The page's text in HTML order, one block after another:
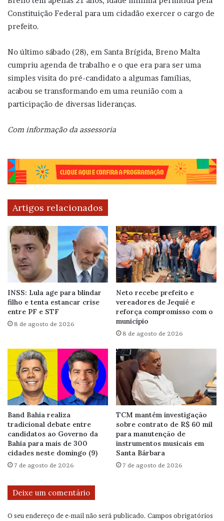
Constituição Federal para um cidadão exercer o cargo de
prefeito.
No último sábado (28), em Santa Brígida, Breno Malta
cumpriu agenda de trabalho e o que era para ser uma
simples visita do pré-candidato a algumas famílias,
acabou se transformando em uma reunião com a
participação de diversas lideranças.
Com informação da assessoria
Artigos relacionados
INSS: Lula age para blindar
filho e tenta estancar crise
entre PF e STF
8 de agosto de 2026
Neto recebe prefeito e
vereadores de Jequié e
reforça compromisso com o
município
8 de agosto de 2026
Band Bahia realiza
tradicional debate entre
candidatos ao Governo da
Bahia para mais de 300
cidades neste domingo (9)
7 de agosto de 2026
TCM mantém investigação
sobre contrato de R$ 60 mil
para manutenção de
instrumentos musicais em
Santa Bárbara
7 de agosto de 2026
Deixe um comentário
O seu endereço de e-mail não será publicado. Campos obrigatórios